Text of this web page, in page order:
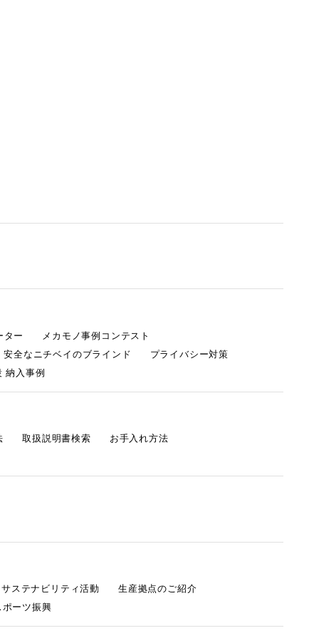
ター
メカモノ事例コンテスト
安全なニチベイのブラインド
プライバシー対策
納入事例
取扱説明書検索
お手入れ方法
ステナビリティ活動
生産拠点のご紹介
ポーツ振興